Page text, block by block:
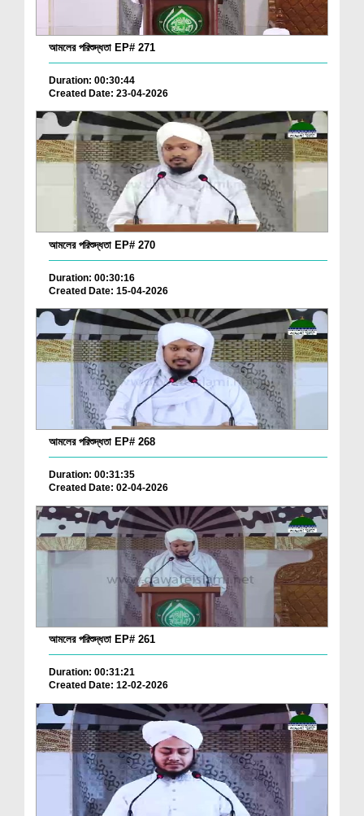
আমলের পরিশুদ্ধতা EP# 271
Duration: 00:30:44
Created Date: 23-04-2026
আমলের পরিশুদ্ধতা EP# 270
Duration: 00:30:16
Created Date: 15-04-2026
আমলের পরিশুদ্ধতা EP# 268
Duration: 00:31:35
Created Date: 02-04-2026
আমলের পরিশুদ্ধতা EP# 261
Duration: 00:31:21
Created Date: 12-02-2026